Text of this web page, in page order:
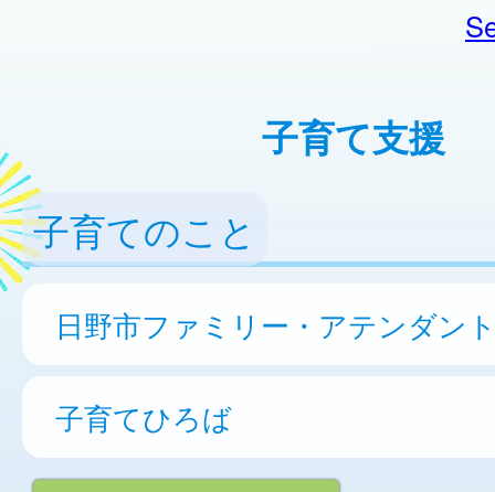
子育て支援
子育てのこと
日野市ファミリー・アテンダン
子育てひろば